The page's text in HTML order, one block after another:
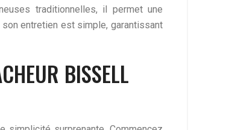
traditionnelles, il permet une
entretien est simple, garantissant
BISSELL